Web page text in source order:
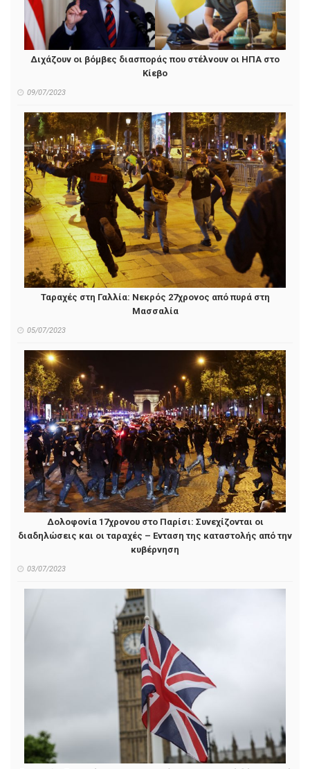
Διχάζουν οι βόμβες διασποράς που στέλνουν οι ΗΠΑ στο
Κίεβο
09/07/2023
Ταραχές στη Γαλλία: Νεκρός 27χρονος από πυρά στη
Μασσαλία
05/07/2023
Δολοφονία 17χρονου στο Παρίσι: Συνεχίζονται οι
διαδηλώσεις και οι ταραχές – Ενταση της καταστολής από την
κυβέρνηση
03/07/2023